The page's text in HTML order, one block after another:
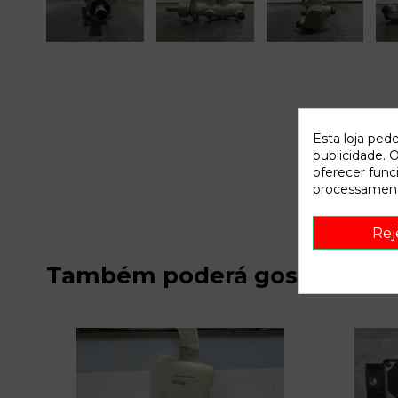
Também poderá gostar
Esta loja
publicidade.
oferecer